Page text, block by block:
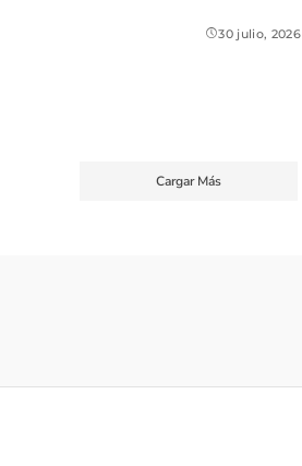
30 julio, 2026
Cargar Más